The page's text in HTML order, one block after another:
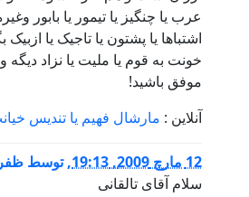
عرب یا چنگیز یا تیمور یا بابور
اشتباها یا پشتون یا تاجیک یا
خونت به قوم یا ملیت یا نزاد دیگه
موفق باشید!
آنلاین : مارشال فهیم یا تندیس
12 مارچ 2009, 19:13 ,توسط
سلام آقای تالقانی